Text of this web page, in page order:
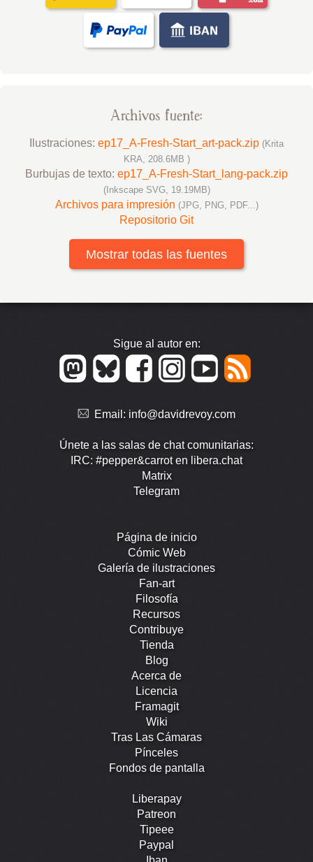
Archivos fuente:
Ilustraciones: ep17_A-Fresh-Start_art-pack.zip (Krita
KRA, 208.6MB )
Burbujas de texto: ep17_A-Fresh-Start_lang-pack.zip
(Inkscape SVG, 19.19MB)
Archivos para impresión (JPG, PNG, PDF...)
Repositorio Git
Mostrar todas las fuentes
Sigue al autor en:
Email: info@davidrevoy.com
Únete a las salas de chat comunitarias:
IRC: #pepper&carrot en libera.chat
Matrix
Telegram
Página de inicio
Cómic Web
Galería de ilustraciones
Fan-art
Filosofía
Recursos
Contribuye
Tienda
Blog
Acerca de
Licencia
Framagit
Wiki
Tras Las Cámaras
Pínceles
Fondos de pantalla
Liberapay
Patreon
Tipeee
Paypal